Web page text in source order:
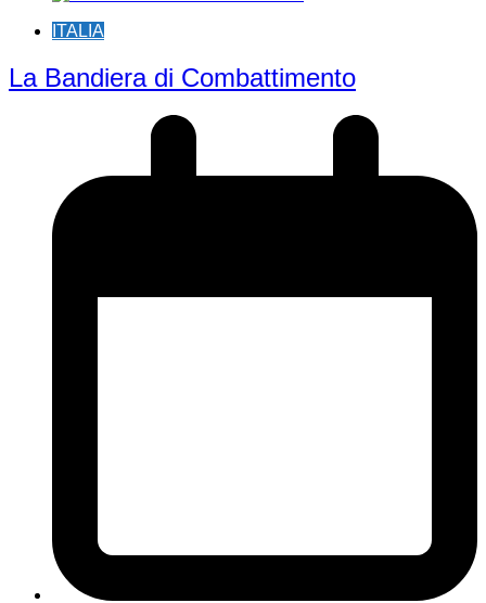
ITALIA
La Bandiera di Combattimento